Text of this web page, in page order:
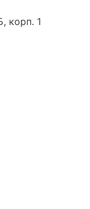
корп. 1